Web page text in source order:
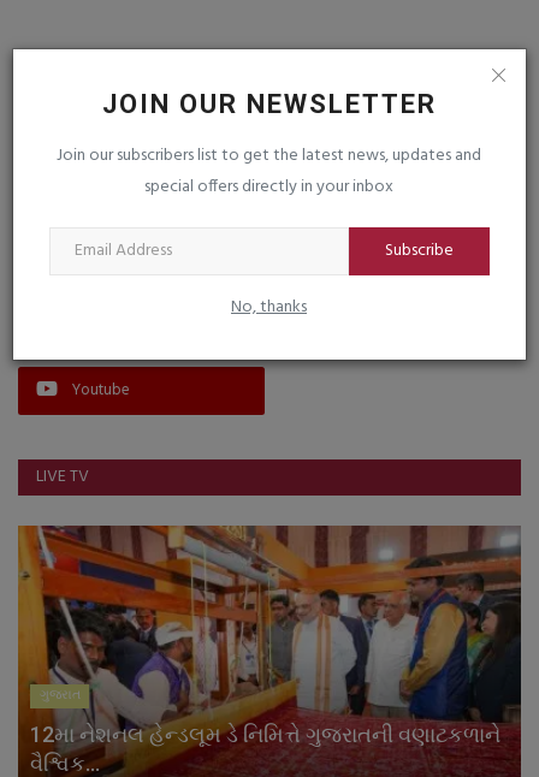
JOIN OUR NEWSLETTER
Join our subscribers list to get the latest news, updates and
special offers directly in your inbox
Subscribe
No, thanks
VOTING POLL
FOLLOW US
Youtube
LIVE TV
ગુજરાત
12મા નેશનલ હેન્ડલૂમ ડે નિમિત્તે ગુજરાતની વણાટકળાને
વૈશ્વિક...